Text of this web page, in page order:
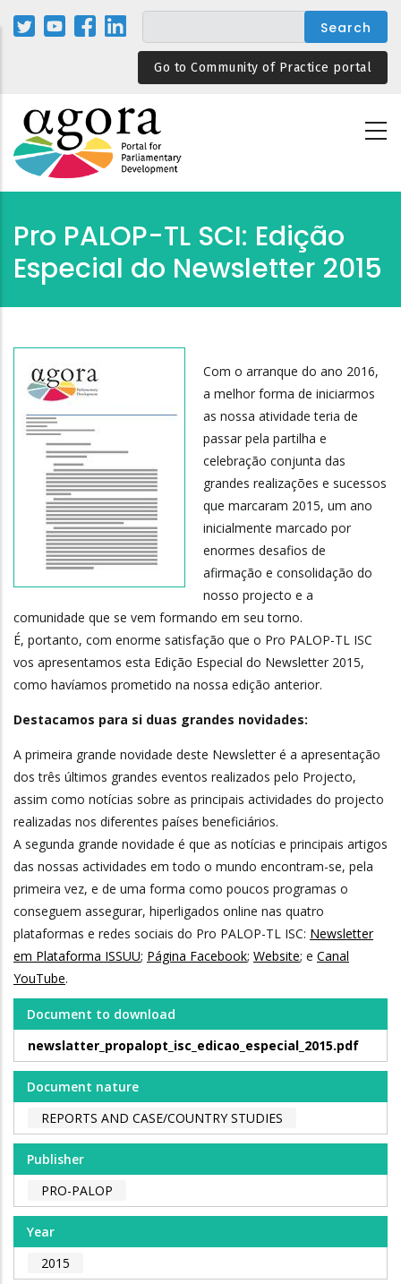
Skip
Go to Community of Practice portal
Pro PALOP-TL SCI: Edição
Especial do Newsletter 2015
Com o arranque do ano 2016,
a melhor forma de iniciarmos
as nossa atividade teria de
passar pela partilha e
celebração conjunta das
grandes realizações e sucessos
que marcaram 2015, um ano
inicialmente marcado por
enormes desafios de
afirmação e consolidação do
nosso projecto e a
comunidade que se vem formando em seu torno.
É, portanto, com enorme satisfação que o Pro PALOP-TL ISC
vos apresentamos esta Edição Especial do Newsletter 2015,
como havíamos prometido na nossa edição anterior.
Destacamos para si duas grandes novidades:
A primeira grande novidade deste Newsletter é a apresentação
dos três últimos grandes eventos realizados pelo Projecto,
assim como notícias sobre as principais actividades do projecto
realizadas nos diferentes países beneficiários.
A segunda grande novidade é que as notícias e principais artigos
das nossas actividades em todo o mundo encontram-se, pela
primeira vez, e de uma forma como poucos programas o
conseguem assegurar, hiperligados online nas quatro
plataformas e redes sociais do Pro PALOP-TL ISC: Newsletter
em Plataforma ISSUU; Página Facebook; Website; e Canal
YouTube.
Document to download
newslatter_propalopt_isc_edicao_especial_2015.pdf
Document nature
REPORTS AND CASE/COUNTRY STUDIES
Publisher
PRO-PALOP
Year
2015